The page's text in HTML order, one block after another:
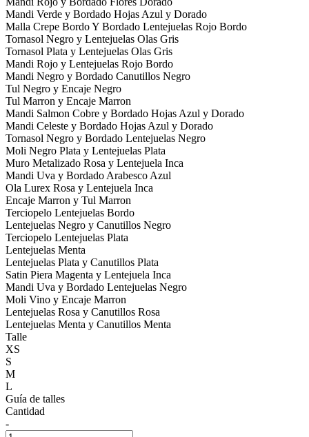
Mandi Verde y Bordado Hojas Azul y Dorado
Malla Crepe Bordo Y Bordado Lentejuelas Rojo Bordo
Tornasol Negro y Lentejuelas Olas Gris
Tornasol Plata y Lentejuelas Olas Gris
Mandi Rojo y Lentejuelas Rojo Bordo
Mandi Negro y Bordado Canutillos Negro
Tul Negro y Encaje Negro
Tul Marron y Encaje Marron
Mandi Salmon Cobre y Bordado Hojas Azul y Dorado
Mandi Celeste y Bordado Hojas Azul y Dorado
Tornasol Negro y Bordado Lentejuelas Negro
Moli Negro Plata y Lentejuelas Plata
Muro Metalizado Rosa y Lentejuela Inca
Mandi Uva y Bordado Arabesco Azul
Ola Lurex Rosa y Lentejuela Inca
Encaje Marron y Tul Marron
Terciopelo Lentejuelas Bordo
Lentejuelas Negro y Canutillos Negro
Terciopelo Lentejuelas Plata
Lentejuelas Menta
Lentejuelas Plata y Canutillos Plata
Satin Piera Magenta y Lentejuela Inca
Mandi Uva y Bordado Lentejuelas Negro
Moli Vino y Encaje Marron
Lentejuelas Rosa y Canutillos Rosa
Lentejuelas Menta y Canutillos Menta
Talle
XS
S
M
L
Guía de talles
Cantidad
-